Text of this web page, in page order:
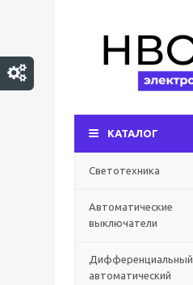
КАТАЛОГ
Светотехника
Автоматические
выключатели
Дифференциальный
автоматический